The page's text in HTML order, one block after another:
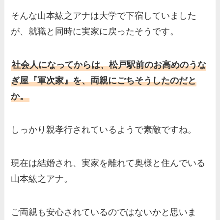
そんな山本紘之アナは大学で下宿していました
が、就職と同時に実家に戻ったそうです。
社会人になってからは、松戸駅前のお高めのうな
ぎ屋『軍次家』を、両親にごちそうしたのだと
か。
しっかり親孝行されているようで素敵ですね。
現在は結婚され、実家を離れて奥様と住んでいる
山本紘之アナ。
ご両親も安心されているのではないかと思いま